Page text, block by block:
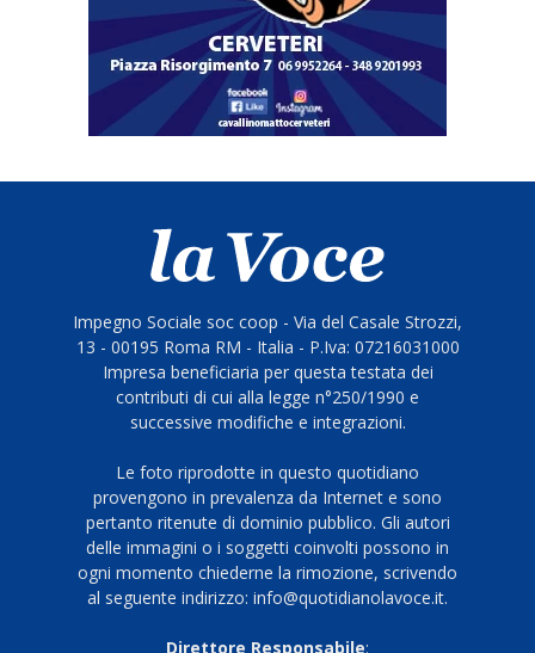
Impegno Sociale soc coop - Via del Casale Strozzi,
13 - 00195 Roma RM - Italia - P.Iva: 07216031000
Impresa beneficiaria per questa testata dei
contributi di cui alla legge n°250/1990 e
successive modifiche e integrazioni.
Le foto riprodotte in questo quotidiano
provengono in prevalenza da Internet e sono
pertanto ritenute di dominio pubblico. Gli autori
delle immagini o i soggetti coinvolti possono in
ogni momento chiederne la rimozione, scrivendo
al seguente indirizzo: info@quotidianolavoce.it.
Direttore Responsabile: